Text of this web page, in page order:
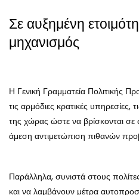
Σε αυξημένη
μηχανισμός
Η Γενική Γραμματεία Πολιτικής
τις αρμόδιες κρατικές υπηρεσίες,
της χώρας ώστε να βρίσκονται σε
άμεση αντιμετώπιση πιθανών
Παράλληλα, συνιστά στους πολίτες
και να λαμβάνουν μέτρα